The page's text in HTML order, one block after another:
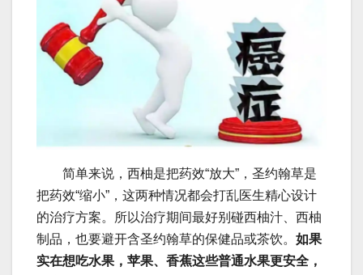
简单来说，西柚是把药效“放大”，圣约翰草是
把药效“缩小”，这两种情况都会打乱医生精心设计
的治疗方案。所以治疗期间最好别碰西柚汁、西柚
制品，也要避开含圣约翰草的保健品或茶饮。 如果
实在想吃水果，苹果、香蕉这些普通水果更安全，